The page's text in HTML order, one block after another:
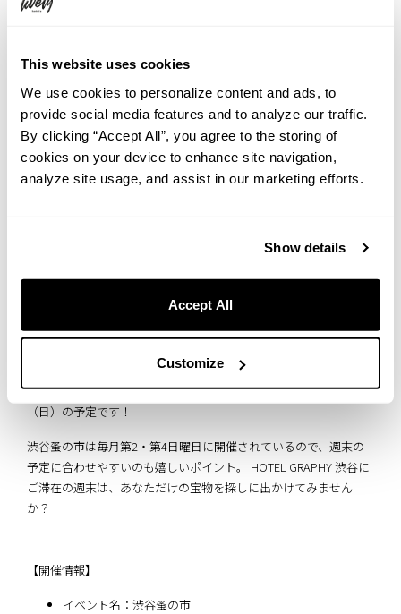
This website uses cookies
We use cookies to personalize content and ads, to
provide social media features and to analyze our traffic.
By clicking “Accept All”, you agree to the storing of
cookies on your device to enhance site navigation,
analyze site usage, and assist in our marketing efforts.
Show details
Accept All
Customize
「行ってみたい！」と思った方、次回の開催は 2026年4月26日
（日）の予定です！
渋谷蚤の市は毎月第2・第4日曜日に開催されているので、週末の
予定に合わせやすいのも嬉しいポイント。 HOTEL GRAPHY 渋谷に
ご滞在の週末は、あなただけの宝物を探しに出かけてみません
か？
【開催情報】
イベント名：渋谷蚤の市